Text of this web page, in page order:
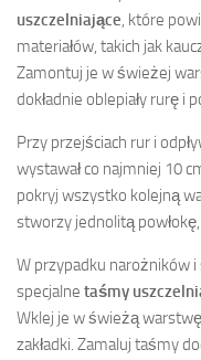
uszczelniające, które
materiałów, takich jak
Zamontuj je w świeżej
dokładnie oblepiały rurę i
Przy przejściach rur i
wystawał co najmniej 10
pokryj wszystko kolejną
stworzy jednolitą
W przypadku narożników i
specjalne taśmy
Wklej je w świeżą
zakładki. Zamaluj taśmy